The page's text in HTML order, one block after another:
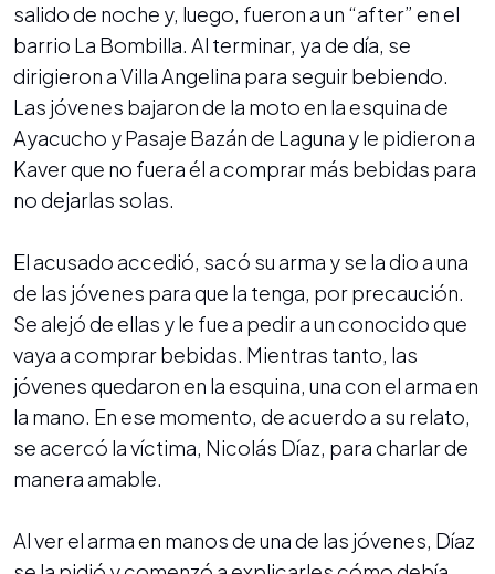
salido de noche y, luego, fueron a un “after” en el
barrio La Bombilla. Al terminar, ya de día, se
dirigieron a Villa Angelina para seguir bebiendo.
Las jóvenes bajaron de la moto en la esquina de
Ayacucho y Pasaje Bazán de Laguna y le pidieron a
Kaver que no fuera él a comprar más bebidas para
no dejarlas solas.
El acusado accedió, sacó su arma y se la dio a una
de las jóvenes para que la tenga, por precaución.
Se alejó de ellas y le fue a pedir a un conocido que
vaya a comprar bebidas. Mientras tanto, las
jóvenes quedaron en la esquina, una con el arma en
la mano. En ese momento, de acuerdo a su relato,
se acercó la víctima, Nicolás Díaz, para charlar de
manera amable.
Al ver el arma en manos de una de las jóvenes, Díaz